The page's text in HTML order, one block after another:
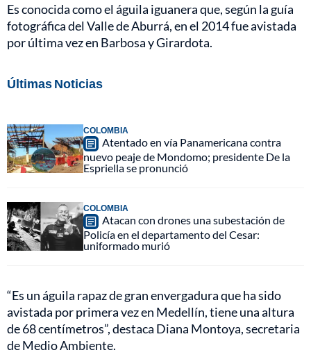
Es conocida como el águila iguanera que, según la guía
fotográfica del Valle de Aburrá, en el 2014 fue avistada
por última vez en Barbosa y Girardota.
Últimas Noticias
COLOMBIA
Atentado en vía Panamericana contra
nuevo peaje de Mondomo; presidente De la
Espriella se pronunció
COLOMBIA
Atacan con drones una subestación de
Policía en el departamento del Cesar:
uniformado murió
“Es un águila rapaz de gran envergadura que ha sido
avistada por primera vez en Medellín, tiene una altura
de 68 centímetros”, destaca Diana Montoya, secretaria
de Medio Ambiente.